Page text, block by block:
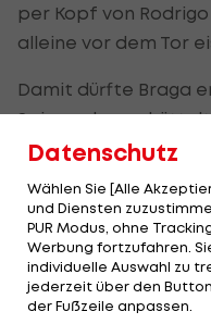
per Kopf von
alleine vor dem Tor
Damit dürfte Braga
Saison
Sousa nach etwas
Braga momentan
Am kommenden
Rapid im Hinspiel
Estadio Municipal de
Datenschutz
Wählen Sie [Alle
und Diensten
PUR Modus, ohne
Werbung fortzufahren.
individuelle Auswahl zu
jederzeit über den
der Fußzeile anpassen.